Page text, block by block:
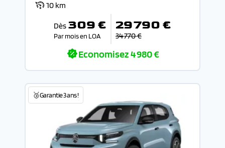
10 km
Dès 309 €
Par mois en LOA
29 790 €
34 770 €
Economisez4 980 €
🥉Garantie 3 ans !